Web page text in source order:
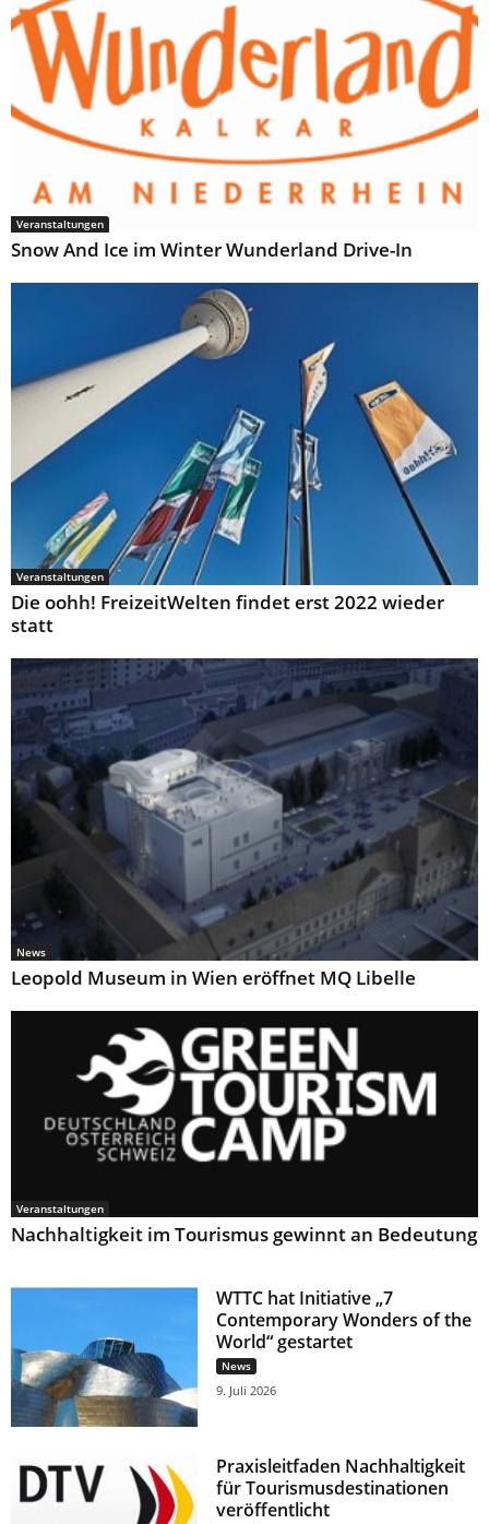
Veranstaltungen
Snow And Ice im Winter Wunderland Drive-In
Veranstaltungen
Die oohh! FreizeitWelten findet erst 2022 wieder
statt
News
Leopold Museum in Wien eröffnet MQ Libelle
Veranstaltungen
Nachhaltigkeit im Tourismus gewinnt an Bedeutung
WTTC hat Initiative „7
Contemporary Wonders of the
World“ gestartet
News
9. Juli 2026
Praxisleitfaden Nachhaltigkeit
für Tourismusdestinationen
veröffentlicht